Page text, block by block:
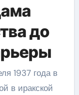
до
1937 года в
в иракской